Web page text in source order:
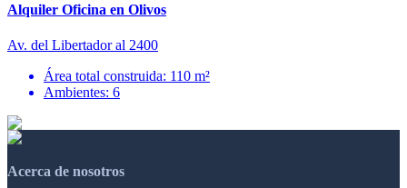
Alquiler Oficina en Olivos
Av. del Libertador al 2400
Área total construida: 110 m²
Ambientes: 6
Acerca de nosotros